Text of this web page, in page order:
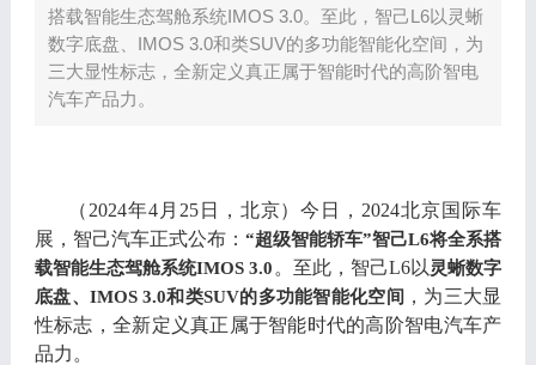
搭载智能生态驾舱系统IMOS 3.0。至此，智己L6以灵蜥
数字底盘、IMOS 3.0和类SUV的多功能智能化空间，为
三大显性标志，全新定义真正属于智能时代的高阶智电
汽车产品力。
（ 2024年4月 25日 ， 北京）今日 ， 2024北京国际车
展 ， 智己汽车正式公布 ：“超级智能轿车”智己L6将全系搭
载智能生态驾舱系统IMOS 3.0 。 至此， 智己L6以灵蜥数字
底盘、 IMOS 3.0和类SUV的多功能智能化空间 ， 为三大显
性标志 ，全新定义真正属于智能时代的高阶智电汽车产
品力 。